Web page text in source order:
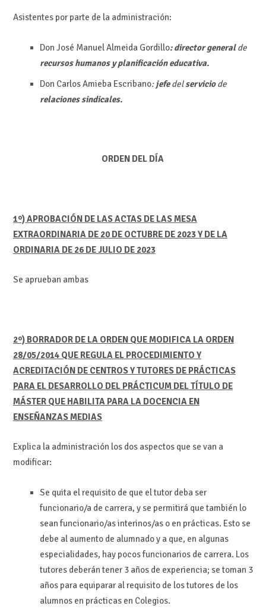
Asistentes por parte de la administración:
Don José Manuel Almeida Gordillo: director generalde
recursos humanos y planificación educativa.
Don Carlos Amieba Escribano:jefedelserviciode
relaciones sindicales.
ORDEN DEL DÍA
1º) APROBACIÓN DE LAS ACTAS DE LAS MESA
EXTRAORDINARIA DE 20 DE OCTUBRE DE 2023 Y DE LA
ORDINARIA DE 26 DE JULIO DE 2023
Se aprueban ambas
2º) BORRADOR DE LA ORDEN QUE MODIFICA LA ORDEN
28/05/2014 QUE REGULA EL PROCEDIMIENTO Y
ACREDITACIÓN DE CENTROS Y TUTORES DE PRÁCTICAS
PARA EL DESARROLLO DEL PRÁCTICUM DEL TÍTULO DE
MÁSTER QUE HABILITA PARA LA DOCENCIA EN
ENSEÑANZAS MEDIAS
Explica la administración los dos aspectos que se van a
modificar:
Se quita el requisito de que el tutor deba ser
funcionario/a de carrera, y se permitirá que también lo
sean funcionario/as interinos/as o en prácticas. Esto se
debe al aumento de alumnado y a que, en algunas
especialidades, hay pocos funcionarios de carrera. Los
tutores deberán tener 3 años de experiencia; se toman 3
años para equiparar al requisito de los tutores de los
alumnos en prácticas en Colegios.